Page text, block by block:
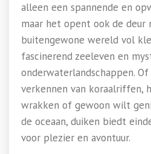
alleen een spannende en
maar het opent ook de deur
buitengewone wereld vol
fascinerend zeeleven en
onderwaterlandschappen.
verkennen van koraalriffen,
wrakken of gewoon wilt
de oceaan, duiken biedt
voor plezier en avontuur.